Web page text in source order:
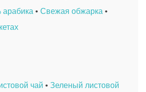
арабика • Свежая обжарка •
чай • Зеленый листовой